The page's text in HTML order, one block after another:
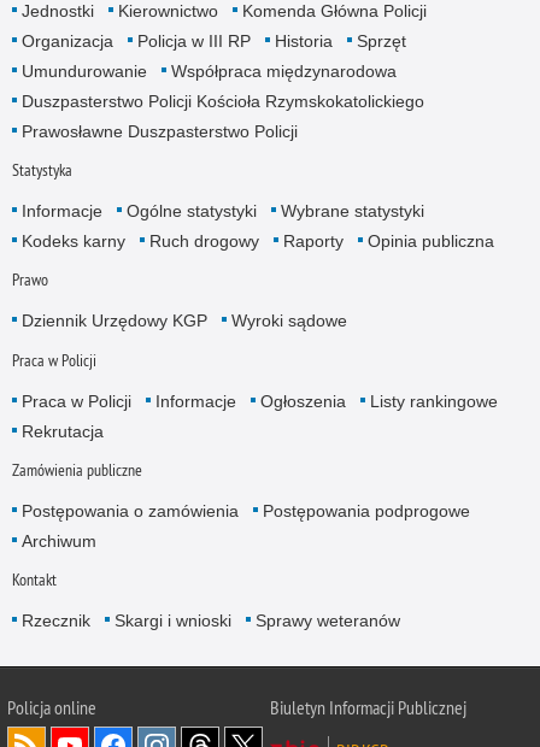
Jednostki Kierownictwo
Komenda Główna Policji
Organizacja
Policja w III RP Historia
Sprzęt
Umundurowanie
Współpraca międzynarodowa
Duszpasterstwo Policji Kościoła Rzymskokatolickiego
Prawosławne Duszpasterstwo Policji
Statystyka
Informacje Ogólne statystyki
Wybrane statystyki
Kodeks karny
Ruch drogowy Raporty Opinia publiczna
Prawo
Dziennik Urzędowy KGP Wyroki sądowe
Praca w Policji
Praca w Policji Informacje Ogłoszenia
Listy rankingowe
Rekrutacja
Zamówienia publiczne
Postępowania o zamówienia
Postępowania podprogowe
Archiwum
Kontakt
Rzecznik Skargi i wnioski Sprawy weteranów
Policjaonline
Biuletyn Informacji Publicznej